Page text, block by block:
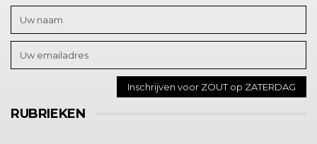
RUBRIEKEN